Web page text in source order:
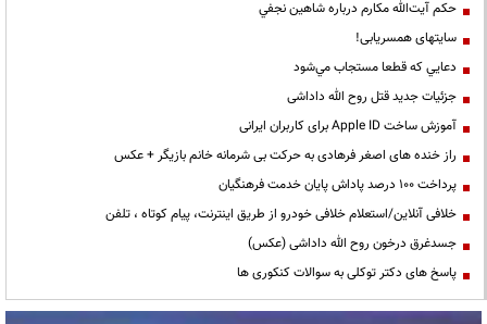
حكم آيت‌الله مكارم درباره شاهين نجفي
سایتهای همسریابی!
دعايي كه قطعا مستجاب مي‌شود
جزئیات جدید قتل روح الله داداشی
آموزش ساخت Apple ID برای کاربران ایرانی
راز خنده های اصغر فرهادی به حرکت بی شرمانه خانم بازیگر + عکس
پرداخت ۱۰۰ درصد پاداش پایان خدمت فرهنگیان
خلافی آنلاین/استعلام خلافی خودرو از طریق اینترنت، پیام کوتاه ، تلفن
جسدغرق درخون روح الله داداشی (عکس)
پاسخ های دکتر توکلی به سوالات کنکوری ها